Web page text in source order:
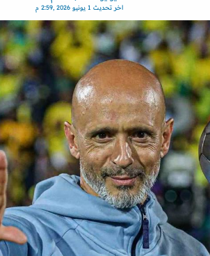
اخر تحديث 1 يونيو 2026 ,2:59 م